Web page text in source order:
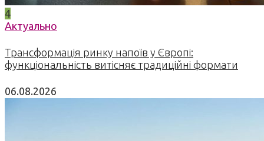
4
Актуально
Трансформація ринку напоїв у Європі:
функціональність витісняє традиційні формати
06.08.2026